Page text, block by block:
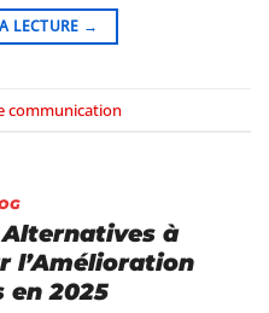
LECTURE →
communication
à
l’Amélioration
en 2025